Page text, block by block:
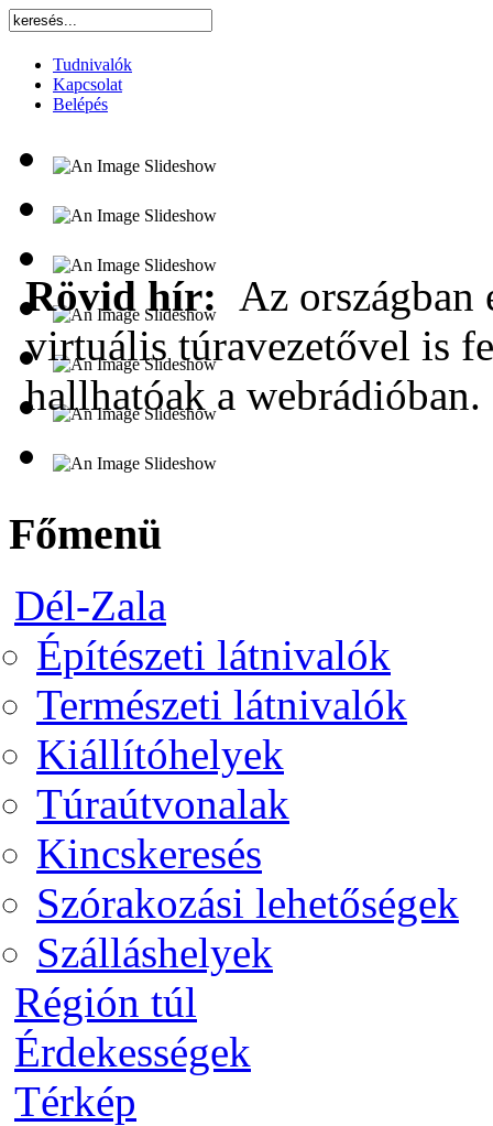
Tudnivalók
Kapcsolat
Belépés
Rövid hír: Az
virtuális túravezetővel is
hallhatóak a webrádióban.
Főmenü
Dél-Zala
Építészeti látnivalók
Természeti látnivalók
Kiállítóhelyek
Túraútvonalak
Kincskeresés
Szórakozási lehetőségek
Szálláshelyek
Régión túl
Érdekességek
Térkép